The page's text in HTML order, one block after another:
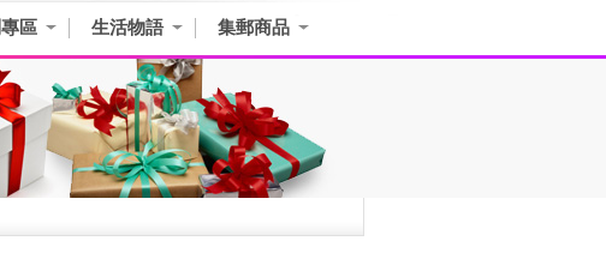
區 生活物語 集郵商品